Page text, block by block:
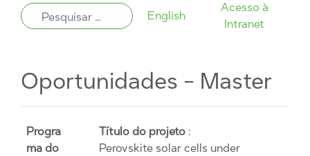
English
Acesso à
Intranet
Oportunidades - Master
Progra
ma do
Título do projeto :
Perovskite solar cells under